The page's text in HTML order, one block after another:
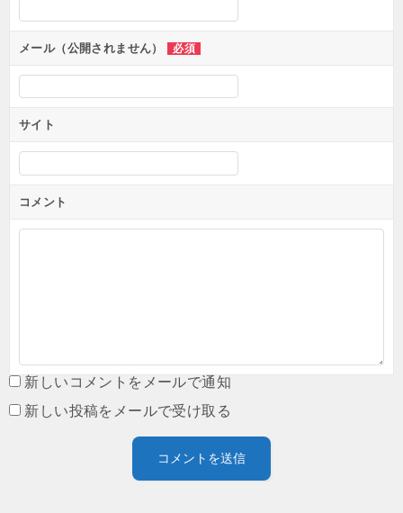
メール（公開されません） 必須
サイト
コメント
新しいコメントをメールで通知
新しい投稿をメールで受け取る